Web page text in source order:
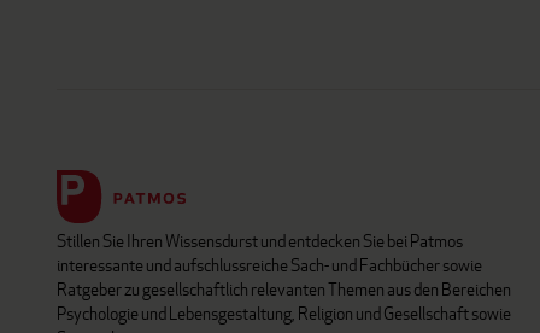
Stillen Sie Ihren Wissensdurst und entdecken Sie bei Patmos
interessante und aufschlussreiche Sach- und Fachbücher sowie
Ratgeber zu gesellschaftlich relevanten Themen aus den Bereichen
Psychologie und Lebensgestaltung, Religion und Gesellschaft sowie